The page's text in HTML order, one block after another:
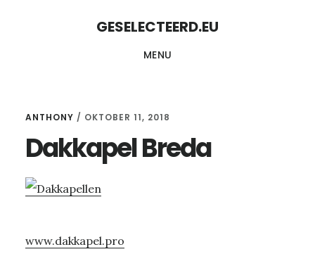
GESELECTEERD.EU
MENU
ANTHONY / OKTOBER 11, 2018
Dakkapel Breda
www.dakkapel.pro